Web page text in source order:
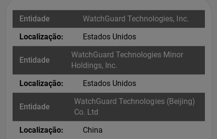
WatchGuard Technologies, Inc.
Estados Unidos
WatchGuard Technologies Minor
Holdings, Inc.
Estados Unidos
WatchGuard Technologies (Beijing)
Co. Ltd
China